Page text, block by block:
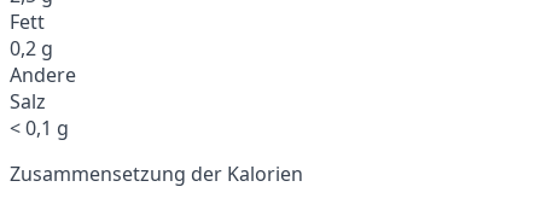
Fett
0,2 g
Andere
Salz
< 0,1 g
Zusammensetzung der Kalorien